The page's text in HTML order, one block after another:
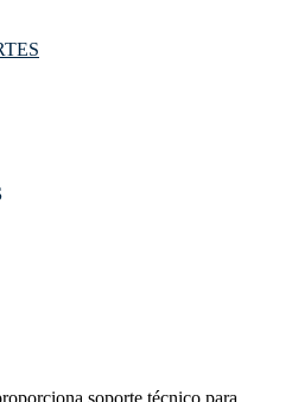
soporte técnico para